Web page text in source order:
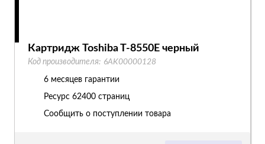
Картридж Toshiba T-8550E черный
Код производителя: 6AK00000128
6 месяцев гарантии
Ресурс 62400 страниц
Сообщить о поступлении товара